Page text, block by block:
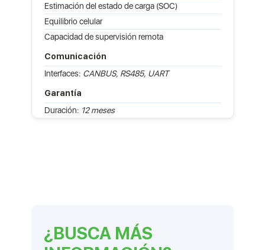
Estimación del estado de carga (SOC)
Equilibrio celular
Capacidad de supervisión remota
Comunicación
Interfaces: CANBUS, RS485, UART
Garantía
Duración: 12 meses
¿BUSCA MÁS